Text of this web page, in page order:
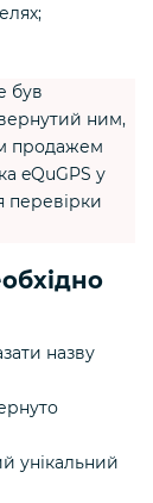
був
ним,
продажем
eQuGPS у
перевірки
назву
унікальний